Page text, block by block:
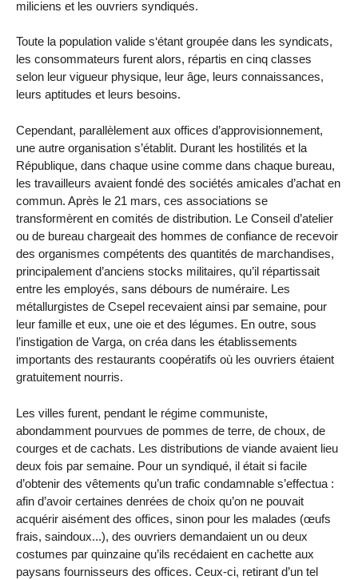
miliciens et les ouvriers syndiqués.
Toute la population valide s‘étant groupée dans les syndicats,
les consommateurs furent alors, répartis en cinq classes
selon leur vigueur physique, leur âge, leurs connaissances,
leurs aptitudes et leurs besoins.
Cependant, parallèlement aux offices d’approvisionnement,
une autre organisation s’établit. Durant les hostilités et la
République, dans chaque usine comme dans chaque bureau,
les travailleurs avaient fondé des sociétés amicales d’achat en
commun. Après le 21 mars, ces associations se
transformèrent en comités de distribution. Le Conseil d’atelier
ou de bureau chargeait des hommes de confiance de recevoir
des organismes compétents des quantités de marchandises,
principalement d’anciens stocks militaires, qu’il répartissait
entre les employés, sans débours de numéraire. Les
métallurgistes de Csepel recevaient ainsi par semaine, pour
leur famille et eux, une oie et des légumes. En outre, sous
l’instigation de Varga, on créa dans les établissements
importants des restaurants coopératifs où les ouvriers étaient
gratuitement nourris.
Les villes furent, pendant le régime communiste,
abondamment pourvues de pommes de terre, de choux, de
courges et de cachats. Les distributions de viande avaient lieu
deux fois par semaine. Pour un syndiqué, il était si facile
d’obtenir des vêtements qu’un trafic condamnable s’effectua :
afin d’avoir certaines denrées de choix qu’on ne pouvait
acquérir aisément des offices, sinon pour les malades (œufs
frais, saindoux...), des ouvriers demandaient un ou deux
costumes par quinzaine qu’ils recédaient en cachette aux
paysans fournisseurs des offices. Ceux-ci, retirant d’un tel